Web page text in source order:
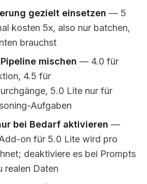
gezielt einsetzen — 5
kosten 5x, also nur batchen,
brauchst
mischen — 4.0 für
4.5 für
5.0 Lite nur für
Aufgaben
bei Bedarf aktivieren —
on für 5.0 Lite wird pro
deaktiviere es bei Prompts
realen Daten